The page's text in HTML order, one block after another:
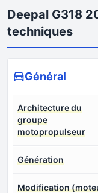
Deepal G318
techniques
Général
Architecture du
groupe
motopropulseur
Génération
Modification